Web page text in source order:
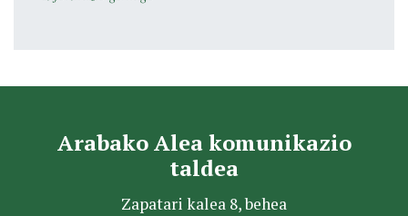
Arabako Alea komunikazio
taldea
Zapatari kalea 8, behea